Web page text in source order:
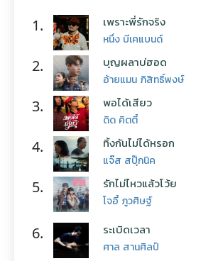
1. เพราะพี่รักจริง
หนึ่ง บีเคแบนด์
2. บุญผลาบ่ฮอด
อ้ายแมน ภิสิทธิ์พงษ์
3. พอได้เสียว
ดิด คิตตี้
4. ทิ้งกันไม่ได้หรอก
แจ๊ส สปุ๊กนิค
5. รักไม่ไหวแล้วโว้ย
โจอี้ ภูวศิษฐ์
6. ระเบิดเวลา
ศาล สานศิลป์